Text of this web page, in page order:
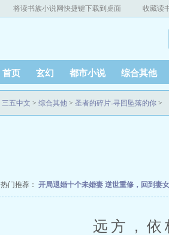
将读书族小说网快捷键下载到桌面 收藏读
首页 玄幻 都市小说 综合其他
三五中文 > 综合其他 > 圣者的碎片-寻回坠落的你 >
热门推荐： 开局退婚十个未婚妻 逆世重修，回到妻
远方，依格